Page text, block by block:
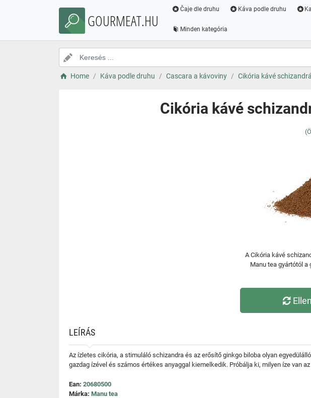
GOURMEAT.HU
Čaje dle druhu Káva podle druhu
Minden kategória
Home Káva podle druhu Cascara a kávoviny Cikória kávé
Cikória kávé
A Cikória kávé
Manu tea gyártótól a
LEÍRÁS
Az ízletes cikória, a stimuláló schizandra és az erősítő ginkgo biloba olyan
gazdag ízével és számos értékes anyaggal kiemelkedik. Próbálja ki, milyen íze van
Ean: 20680500
Márka: Manu tea